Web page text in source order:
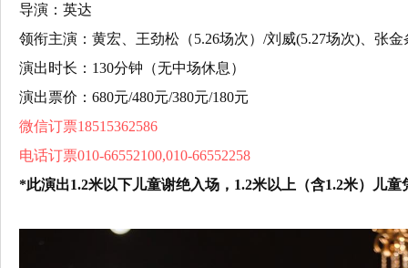
导演：英达
领衔主演：黄宏、王劲松（5.26场次）/刘威(5.27场次)、张金
演出时长：130分钟（无中场休息）
演出票价：680元/480元/380元/180元
微信订票18515362586
电话订票010-66552100,010-66552258
*此演出1.2米以下儿童谢绝入场，1.2米以上（含1.2米）儿童